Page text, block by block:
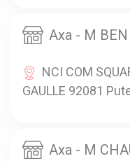
Axa - M
NCI COM
GAULLE 92081
Axa - M